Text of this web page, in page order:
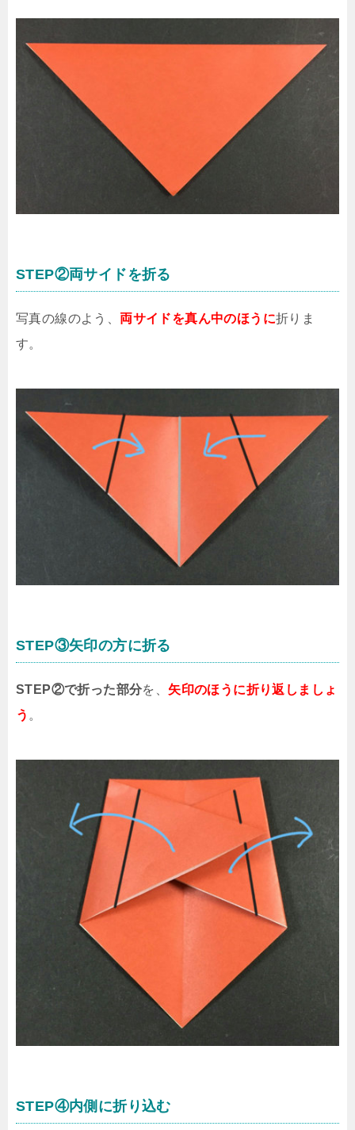
STEP②両サイドを折る
写真の線のよう、 両サイドを真ん中のほうに折りま
す。
STEP③矢印の方に折る
STEP②で折った部分を、 矢印のほうに折り返しましょ
う 。
STEP④内側に折り込む